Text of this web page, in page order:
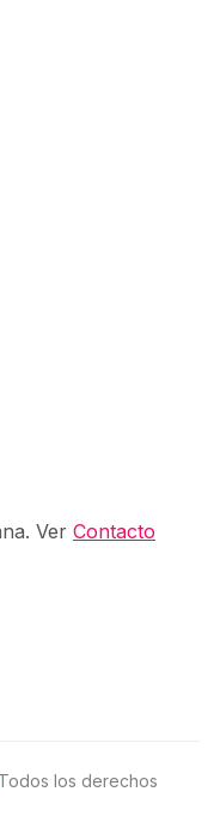
Ver Contacto
los derechos